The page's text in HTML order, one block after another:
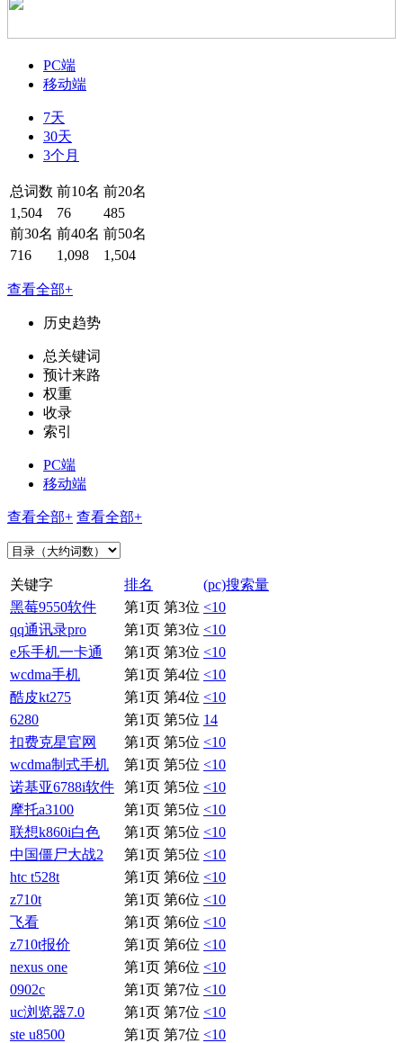
PC端
移动端
7天
30天
3个月
总词数 前10名 前20名
1,504
76
485
前30名 前40名 前50名
716
1,098 1,504
查看全部+
历史趋势
总关键词
预计来路
权重
收录
索引
PC端
移动端
查看全部+ 查看全部+
关键字 排名
(pc)搜索量
黑莓9550软件
第1页 第3位 <10
qq通讯录pro
第1页 第3位 <10
e乐手机一卡通
第1页 第3位 <10
wcdma手机
第1页 第4位 <10
酷皮kt275
第1页 第4位 <10
6280
第1页 第5位 14
扣费克星官网
第1页 第5位 <10
wcdma制式手机
第1页 第5位 <10
诺基亚6788i软件
第1页 第5位 <10
摩托a3100
第1页 第5位 <10
联想k860i白色
第1页 第5位 <10
中国僵尸大战2
第1页 第5位 <10
htc t528t
第1页 第6位 <10
z710t
第1页 第6位 <10
飞看
第1页 第6位 <10
z710t报价
第1页 第6位 <10
nexus one
第1页 第6位 <10
0902c
第1页 第7位 <10
uc浏览器7.0
第1页 第7位 <10
ste u8500
第1页 第7位 <10